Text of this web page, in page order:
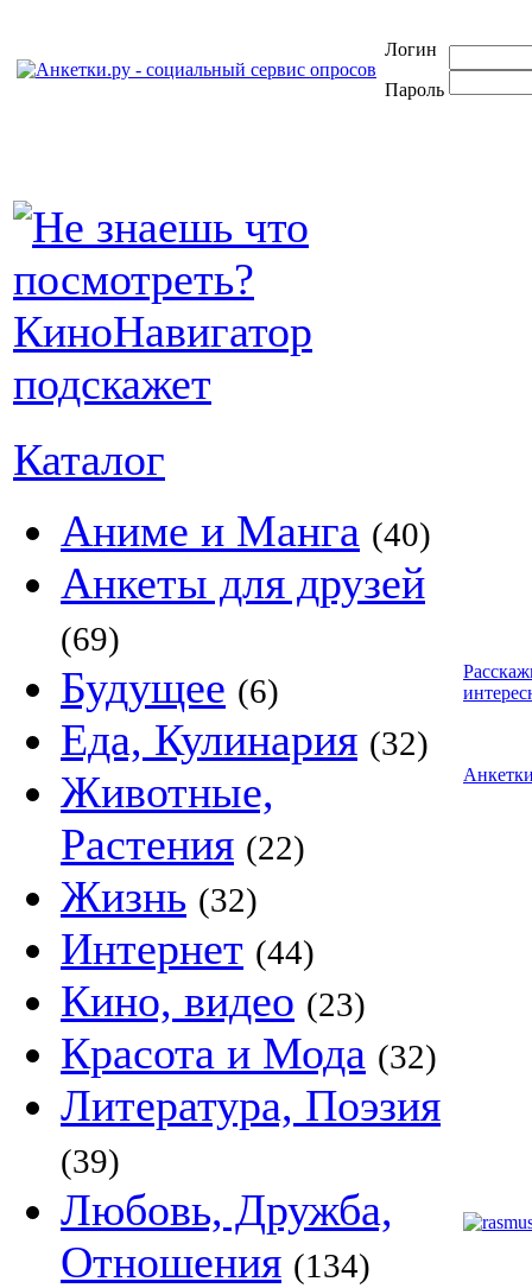
Логин
Пароль
Каталог
Аниме и Манга (40)
Анкеты для друзей
(69)
Будущее (6)
Еда, Кулинария (32)
Животные,
Растения (22)
Жизнь (32)
Интернет (44)
Кино, видео (23)
Красота и Мода (32)
Литература, Поэзия
(39)
Любовь, Дружба,
Отношения (134)